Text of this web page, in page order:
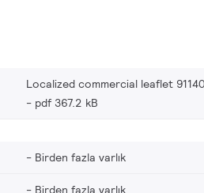
Localized commercial leaflet
pdf 367.2 kB
Birden fazla varlık
Birden fazla varlık